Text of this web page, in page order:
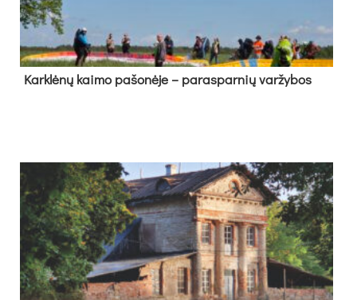
Kark­lė­nų kai­mo pa­šo­nė­je – pa­ras­par­nių var­žy­bos